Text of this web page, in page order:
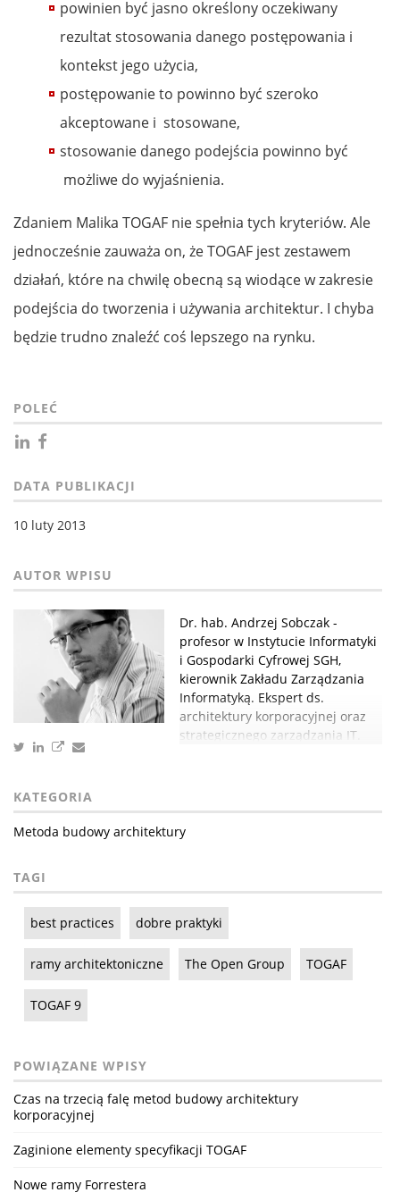
powinien być jasno określony oczekiwany
rezultat stosowania danego postępowania i
kontekst jego użycia,
postępowanie to powinno być szeroko
akceptowane i stosowane,
stosowanie danego podejścia powinno być
możliwe do wyjaśnienia.
Zdaniem Malika TOGAF nie spełnia tych kryteriów. Ale
jednocześnie zauważa on, że TOGAF jest zestawem
działań, które na chwilę obecną są wiodące w zakresie
podejścia do tworzenia i używania architektur. I chyba
będzie trudno znaleźć coś lepszego na rynku.
POLEĆ
DATA PUBLIKACJI
10 luty 2013
Dr. hab. Andrzej Sobczak -
profesor w Instytucie Informatyki
i Gospodarki Cyfrowej SGH,
kierownik Zakładu Zarządzania
Informatyką. Ekspert ds.
architektury korporacyjnej oraz
strategicznego zarządzania IT.
KATEGORIA
Metoda budowy architektury
TAGI
best practices dobre praktyki
ramy architektoniczne The Open Group TOGAF
TOGAF 9
POWIĄZANE WPISY
Czas na trzecią falę metod budowy architektury
korporacyjnej
Zaginione elementy specyfikacji TOGAF
Nowe ramy Forrestera